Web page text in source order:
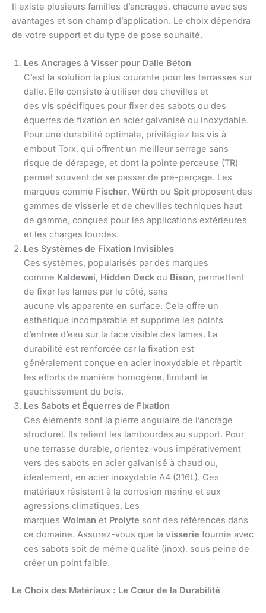
Il existe plusieurs familles d’ancrages, chacune avec ses
avantages et son champ d’application. Le choix dépendra
de votre support et du type de pose souhaité.
Les Ancrages à Visser pour Dalle Béton
C’est la solution la plus courante pour les terrasses sur
dalle. Elle consiste à utiliser des chevilles et
des vis spécifiques pour fixer des sabots ou des
équerres de fixation en acier galvanisé ou inoxydable.
Pour une durabilité optimale, privilégiez les vis à
embout Torx, qui offrent un meilleur serrage sans
risque de dérapage, et dont la pointe perceuse (TR)
permet souvent de se passer de pré-perçage. Les
marques comme Fischer, Würth ou Spit proposent des
gammes de visserie et de chevilles techniques haut
de gamme, conçues pour les applications extérieures
et les charges lourdes.
Les Systèmes de Fixation Invisibles
Ces systèmes, popularisés par des marques
comme Kaldewei, Hidden Deck ou Bison, permettent
de fixer les lames par le côté, sans
aucune vis apparente en surface. Cela offre un
esthétique incomparable et supprime les points
d’entrée d’eau sur la face visible des lames. La
durabilité est renforcée car la fixation est
généralement conçue en acier inoxydable et répartit
les efforts de manière homogène, limitant le
gauchissement du bois.
Les Sabots et Équerres de Fixation
Ces éléments sont la pierre angulaire de l’ancrage
structurel. Ils relient les lambourdes au support. Pour
une terrasse durable, orientez-vous impérativement
vers des sabots en acier galvanisé à chaud ou,
idéalement, en acier inoxydable A4 (316L). Ces
matériaux résistent à la corrosion marine et aux
agressions climatiques. Les
marques Wolman et Prolyte sont des références dans
ce domaine. Assurez-vous que la visserie fournie avec
ces sabots soit de même qualité (inox), sous peine de
créer un point faible.
Le Choix des Matériaux : Le Cœur de la Durabilité